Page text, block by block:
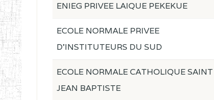
ENIEG PRIVEE LAIQUE PEKEKUE
ECOLE NORMALE PRIVEE
D'INSTITUTEURS DU SUD
ECOLE NORMALE CATHOLIQUE SAINT
JEAN BAPTISTE